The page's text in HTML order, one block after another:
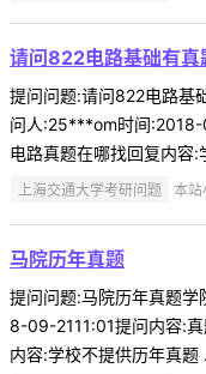
请问822电路基础有真
提问问题:请问822电路基
问人:25***om时间
电路真题在哪找回复内容:
上海交通大学考研问题 本
马院历年真题
提问问题:马院历年真题
8-09-2111:01提问内容:
内容:学校不提供历年真题